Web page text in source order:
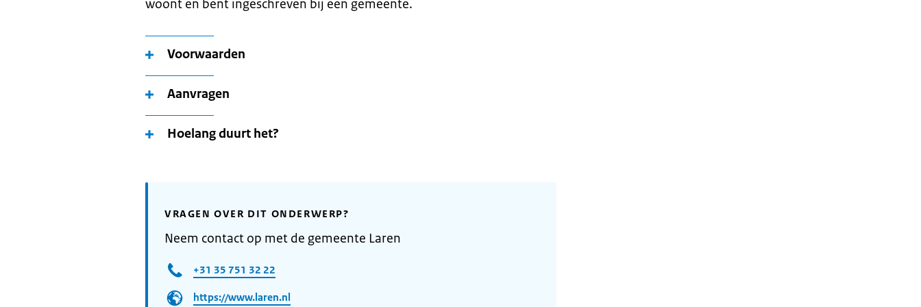
woont en bent ingeschreven bij een gemeente.
Voorwaarden
Aanvragen
Hoelang duurt het?
VRAGEN OVER DIT ONDERWERP?
Neem contact op met de gemeente Laren
+31 35 751 32 22
https://www.laren.nl